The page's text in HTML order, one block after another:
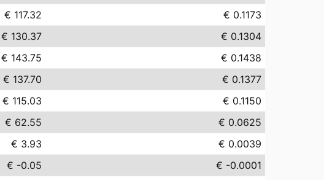
€ 117.32
€ 0.1173
€ 130.37
€ 0.1304
€ 143.75
€ 0.1438
€ 137.70
€ 0.1377
€ 115.03
€ 0.1150
€ 62.55
€ 0.0625
€ 3.93
€ 0.0039
€ -0.05
€ -0.0001